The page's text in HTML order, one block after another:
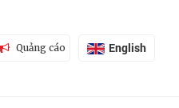
Quảng cáo English